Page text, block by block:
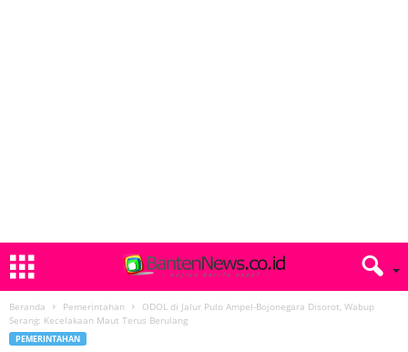
Beranda Pemerintahan
ODOL di Jalur Pulo Ampel-Bojonegara Disorot, Wabup
Serang: Kecelakaan Maut Terus Berulang
PEMERINTAHAN